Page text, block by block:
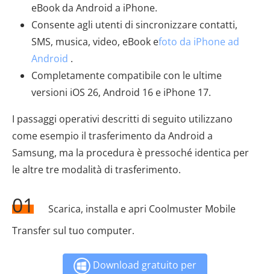
eBook da Android a iPhone.
Consente agli utenti di sincronizzare contatti,
SMS, musica, video, eBook efoto da iPhone ad
Android .
Completamente compatibile con le ultime
versioni iOS 26, Android 16 e iPhone 17.
I passaggi operativi descritti di seguito utilizzano
come esempio il trasferimento da Android a
Samsung, ma la procedura è pressoché identica per
le altre tre modalità di trasferimento.
01
Scarica, installa e apri Coolmuster Mobile
Transfer sul tuo computer.
Download gratuito per